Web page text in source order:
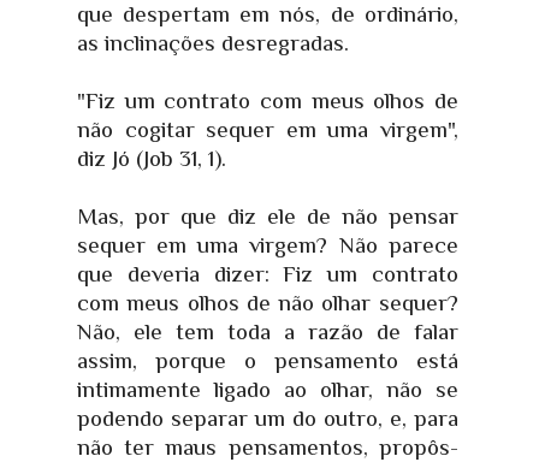
que despertam em nós, de ordinário,
as inclinações desregradas.
"Fiz um contrato com meus olhos de
não cogitar sequer em uma virgem",
diz Jó (Job 31, 1).
Mas, por que diz ele de não pensar
sequer em uma virgem? Não parece
que deveria dizer: Fiz um contrato
com meus olhos de não olhar sequer?
Não, ele tem toda a razão de falar
assim, porque o pensamento está
intimamente ligado ao olhar, não se
podendo separar um do outro, e, para
não ter maus pensamentos, propôs-